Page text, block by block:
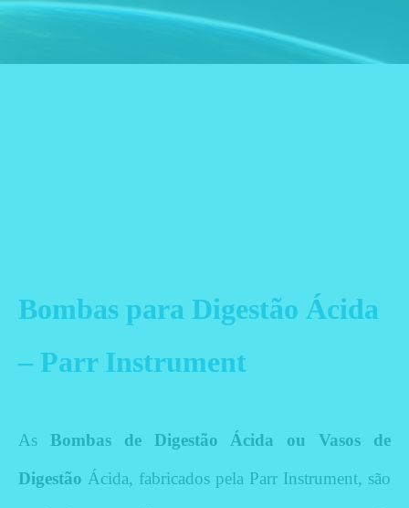
Bombas para Digestão Ácida
– Parr Instrument
As Bombas de Digestão Ácida ou Vasos de
Digestão Ácida, fabricados pela Parr Instrument, são